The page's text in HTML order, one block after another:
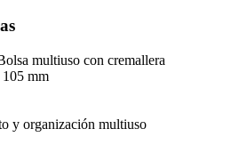
multiuso con cremallera
mm
y organización multiuso